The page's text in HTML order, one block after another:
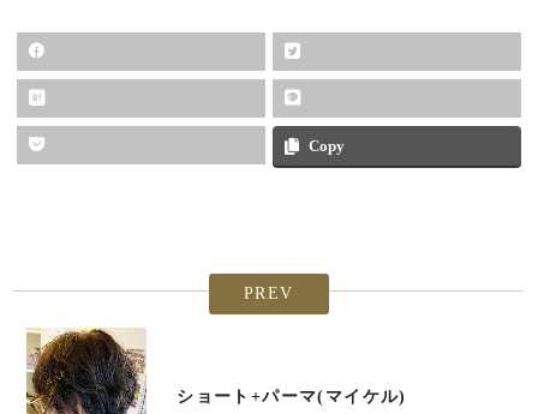
Copy
PREV
ショート+パーマ(マイケル)